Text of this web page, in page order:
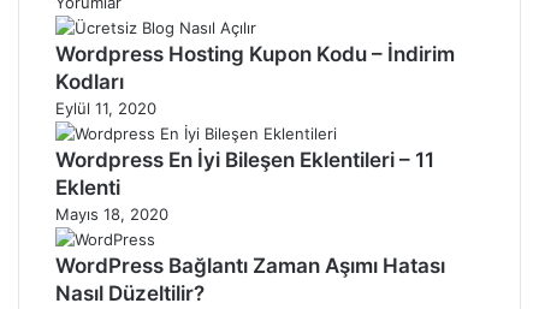
Wordpress Hosting Kupon Kodu – İndirim
Kodları
Eylül 11, 2020
Wordpress En İyi Bileşen Eklentileri – 11
Eklenti
Mayıs 18, 2020
WordPress Bağlantı Zaman Aşımı Hatası
Nasıl Düzeltilir?